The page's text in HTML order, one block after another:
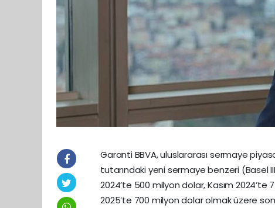
Garanti BBVA, uluslararası sermaye
tutarındaki yeni sermaye benzeri (Basel
2024’te 500 milyon dolar, Kasım
2025’te 700 milyon dolar olmak üzere